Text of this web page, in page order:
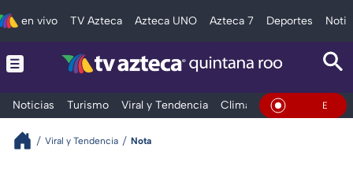
en vivo TV Azteca Azteca UNO Azteca 7 Deportes
Noticias Turismo Viral y Tendencia Clima Tráfico En Vivo
Viral y Tendencia Nota